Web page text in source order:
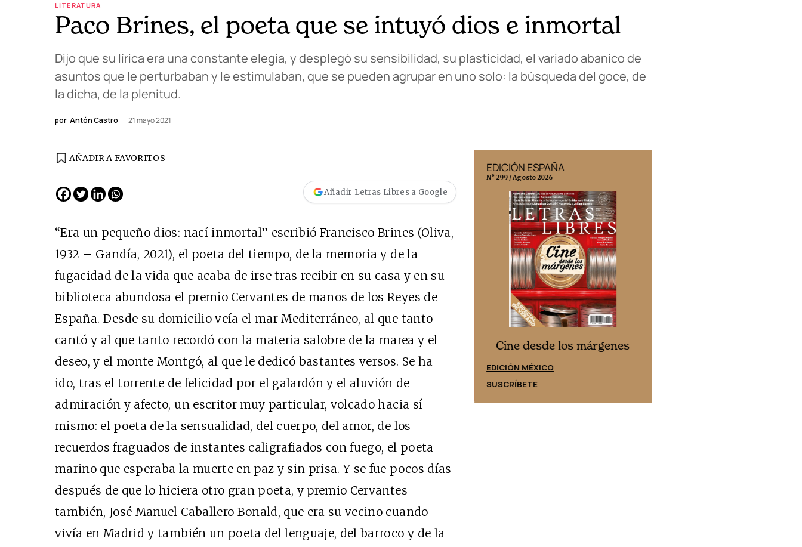
LITERATURA
Paco Brines, el poeta que se intuyó dios e inmortal
Dijo que su lírica era una constante elegía, y desplegó su sensibilidad, su plasticidad, el variado abanico de
asuntos que le perturbaban y le estimulaban, que se pueden agrupar en uno solo: la búsqueda del goce, de
la dicha, de la plenitud.
por Antón Castro 21 mayo 2021
AÑADIR A FAVORITOS
Añadir Letras Libres a Google
“Era un pequeño dios: nací inmortal” escribió Francisco Brines (Oliva,
1932 – Gandía, 2021), el poeta del tiempo, de la memoria y de la
fugacidad de la vida que acaba de irse tras recibir en su casa y en su
biblioteca abundosa el premio Cervantes de manos de los Reyes de
España. Desde su domicilio veía el mar Mediterráneo, al que tanto
cantó y al que tanto recordó con la materia salobre de la marea y el
deseo, y el monte Montgó, al que le dedicó bastantes versos. Se ha
ido, tras el torrente de felicidad por el galardón y el aluvión de
admiración y afecto, un escritor muy particular, volcado hacia sí
mismo: el poeta de la sensualidad, del cuerpo, del amor, de los
recuerdos fraguados de instantes caligrafiados con fuego, el poeta
marino que esperaba la muerte en paz y sin prisa. Y se fue pocos días
después de que lo hiciera otro gran poeta, y premio Cervantes
también, José Manuel Caballero Bonald, que era su vecino cuando
vivía en Madrid y también un poeta del lenguaje, del barroco y de la
Cine desde los márgenes
EDICIÓN MÉXICO
SUSCRÍBETE
Cine desde los márgenes
EDICIÓN ESPAÑA
SUSCRÍBETE
EDICIÓN ESPAÑA
N° 299 / Agosto 2026
Cine desde los márgenes
EDICIÓN MÉXICO
SUSCRÍBETE